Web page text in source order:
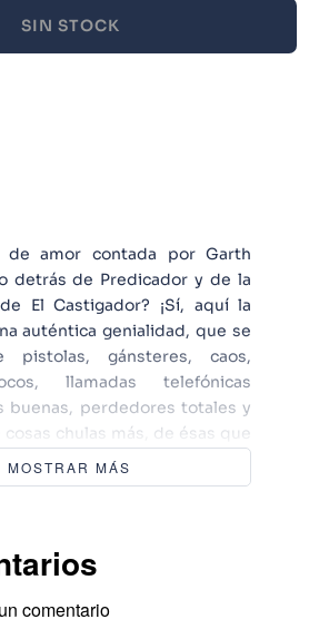
SIN STOCK
de amor contada por Garth
detrás de Predicador y de la
El Castigador? ¡Sí, aquí la
auténtica genialidad, que se
pistolas, gánsteres, caos,
llamadas telefónicas
buenas, perdedores totales y
chulas más, de ésas que
en los tebeos de
MOSTRAR MÁS
comentario